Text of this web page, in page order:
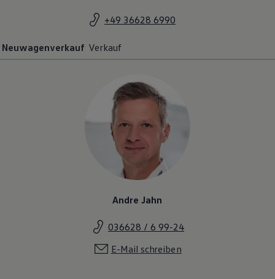
+49 36628 6990
Neuwagenverkauf Verkauf
Andre Jahn
036628 / 6 99-24
E-Mail schreiben